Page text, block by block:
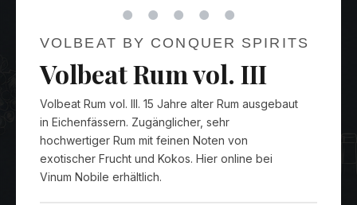
VOLBEAT BY CONQUER SPIRITS
Volbeat Rum vol. III
Volbeat Rum vol. III. 15 Jahre alter Rum ausgebaut
in Eichenfässern. Zugänglicher, sehr
hochwertiger Rum mit feinen Noten von
exotischer Frucht und Kokos. Hier online bei
Vinum Nobile erhältlich.